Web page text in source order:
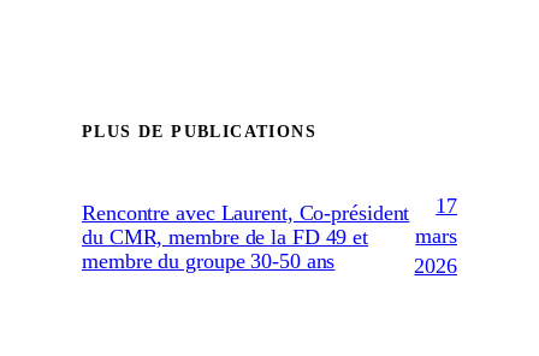
PLUS DE PUBLICATIONS
Rencontre avec Laurent, Co-président
du CMR, membre de la FD 49 et
membre du groupe 30-50 ans
17
mars
2026